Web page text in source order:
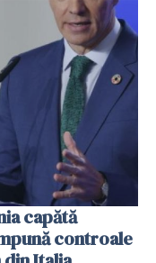
capătă
controale